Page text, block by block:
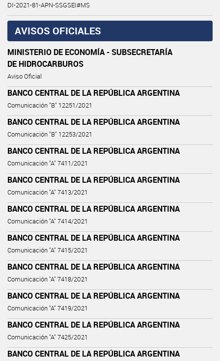
DI-2021-81-APN-SSGSEI#MS
AVISOS OFICIALES
MINISTERIO DE ECONOMÍA - SUBSECRETARÍA
DE HIDROCARBUROS
Aviso Oficial
BANCO CENTRAL DE LA REPÚBLICA ARGENTINA
Comunicación "B" 12251/2021
BANCO CENTRAL DE LA REPÚBLICA ARGENTINA
Comunicación "B" 12253/2021
BANCO CENTRAL DE LA REPÚBLICA ARGENTINA
Comunicación "A" 7411/2021
BANCO CENTRAL DE LA REPÚBLICA ARGENTINA
Comunicación "A" 7413/2021
BANCO CENTRAL DE LA REPÚBLICA ARGENTINA
Comunicación "A" 7414/2021
BANCO CENTRAL DE LA REPÚBLICA ARGENTINA
Comunicación "A" 7415/2021
BANCO CENTRAL DE LA REPÚBLICA ARGENTINA
Comunicación "A" 7418/2021
BANCO CENTRAL DE LA REPÚBLICA ARGENTINA
Comunicación "A" 7419/2021
BANCO CENTRAL DE LA REPÚBLICA ARGENTINA
Comunicación "A" 7425/2021
BANCO CENTRAL DE LA REPÚBLICA ARGENTINA